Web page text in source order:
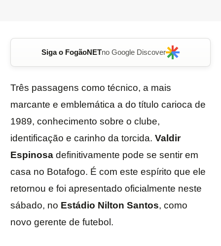
Siga o FogãoNETno Google Discover
Três passagens como técnico, a mais
marcante e emblemática a do título carioca de
1989, conhecimento sobre o clube,
identificação e carinho da torcida. Valdir
Espinosa definitivamente pode se sentir em
casa no Botafogo. É com este espírito que ele
retornou e foi apresentado oficialmente neste
sábado, no Estádio Nilton Santos, como
novo gerente de futebol.